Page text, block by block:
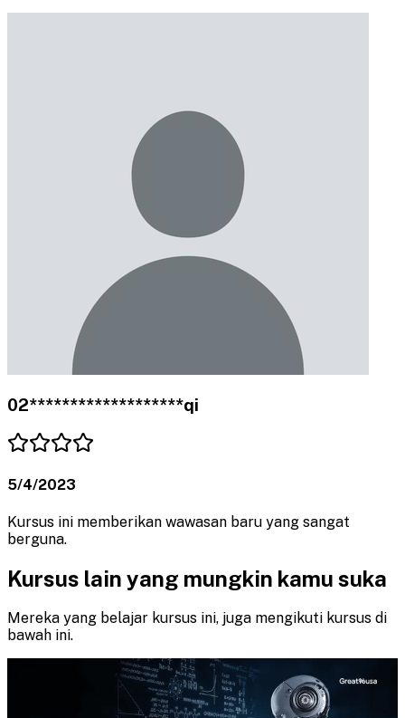
02*******************qi
5/4/2023
Kursus ini memberikan wawasan baru yang sangat
berguna.
Kursus lain yang mungkin kamu suka
Mereka yang belajar kursus ini, juga mengikuti kursus di
bawah ini.